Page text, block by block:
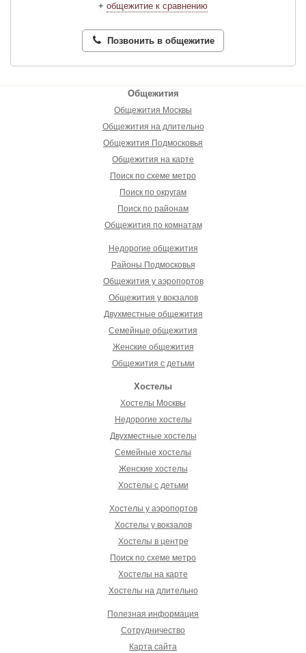
+ общежитие к сравнению
Позвонить в общежитие
Общежития
Общежития Москвы
Общежития на длительно
Общежития Подмосковья
Общежития на карте
Поиск по схеме метро
Поиск по округам
Поиск по районам
Общежития по комнатам
Недорогие общежития
Районы Подмосковья
Общежития у аэропортов
Общежития у вокзалов
Двухместные общежития
Семейные общежития
Женские общежития
Общежития с детьми
Хостелы
Хостелы Москвы
Недорогие хостелы
Двухместные хостелы
Семейные хостелы
Женские хостелы
Хостелы с детьми
Хостелы у аэропортов
Хостелы у вокзалов
Хостелы в центре
Поиск по схеме метро
Хостелы на карте
Хостелы на длительно
Полезная информация
Сотрудничество
Карта сайта